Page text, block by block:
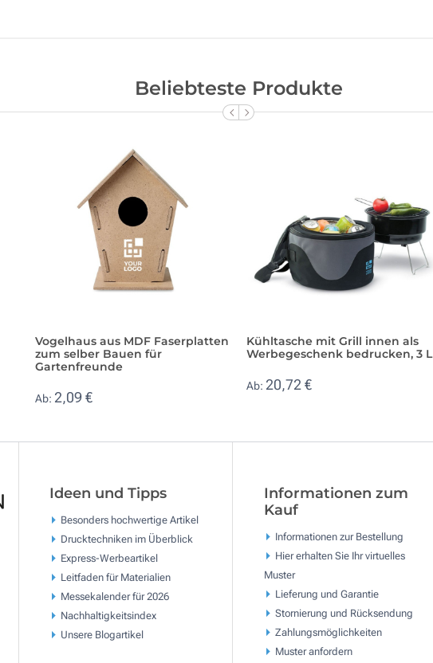
Beliebteste Produkte
Vogelhaus aus MDF Faserplatten
zum selber Bauen für
Gartenfreunde
Ab: 2,09 €
Kühltasche mit Grill innen als
Werbegeschenk bedrucken, 3 L
Ab: 20,72 €
Ideen und Tipps
Besonders hochwertige Artikel
Drucktechniken im Überblick
Express-Werbeartikel
Leitfaden für Materialien
Messekalender für 2026
Nachhaltigkeitsindex
Unsere Blogartikel
Informationen zum
Kauf
Informationen zur Bestellung
Hier erhalten Sie Ihr virtuelles
Muster
Lieferung und Garantie
Stornierung und Rücksendung
Zahlungsmöglichkeiten
Muster anfordern